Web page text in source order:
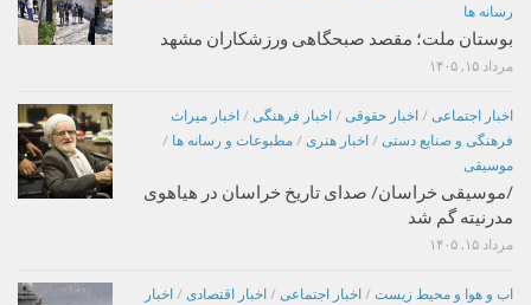
رسانه ها
بوستان ملت؛ مقصد صبحگاهی ورزشکاران مشهد
مرداد ۱۵, ۱۴۰۵
اخبار اجتماعی / اخبار حقوقی / اخبار فرهنگی / اخبار میراث
فرهنگی و صنایع دستی / اخبار هنری / مطبوعات و رسانه ها /
موسیقی
/موسیقی خراسان/ صدای تاریخ خراسان در هیاهوی
مدرنیته گم شد
مرداد ۱۵, ۱۴۰۵
اب و هوا و محیط زیست / اخبار اجتماعی / اخبار اقتصادی / اخبار